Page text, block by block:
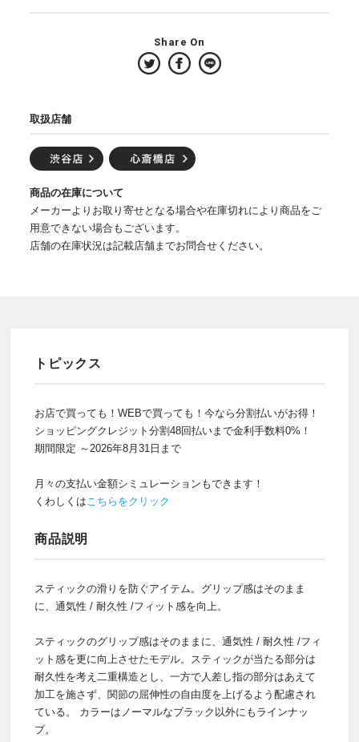
Share On
取扱店舗
商品の在庫について
メーカーよりお取り寄せとなる場合や在庫切れにより商品をご
用意できない場合もございます。
店舗の在庫状況は記載店舗までお問合せください。
トピックス
お店で買っても！WEBで買っても！今なら分割払いがお得！
ショッピングクレジット分割48回払いまで金利手数料0%！
期間限定 ～2026年8月31日まで
月々の支払い金額シミュレーションもできます！
くわしくはこちらをクリック
商品説明
スティックの滑りを防ぐアイテム。グリップ感はそのまま
に、通気性 / 耐久性 /フィット感を向上。
スティックのグリップ感はそのままに、通気性 / 耐久性 /フィ
ット感を更に向上させたモデル。スティックが当たる部分は
耐久性を考え二重構造とし、一方で人差し指の部分はあえて
加工を施さず、関節の屈伸性の自由度を上げるよう配慮され
ている。 カラーはノーマルなブラック以外にもラインナッ
プ。